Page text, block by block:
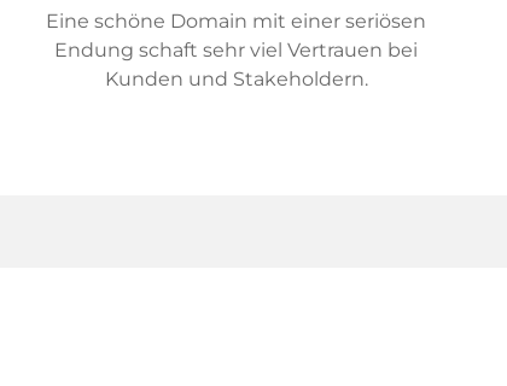
Eine schöne Domain mit einer seriösen
Endung schaft sehr viel Vertrauen bei
Kunden und Stakeholdern.